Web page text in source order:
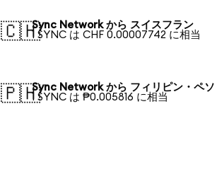
🇨🇭Sync Network から スイスフラン
1 SYNC は CHF 0.00007742 に相当
🇵🇭Sync Network から フィリピン・ペソ
1 SYNC は ₱0.005816 に相当